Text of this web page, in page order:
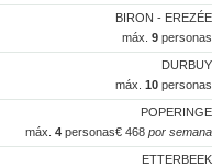
BIRON - EREZÉE
máx. 9 personas
DURBUY
máx. 10 personas
POPERINGE
€ 468 por semana
máx. 4 personas
ETTERBEEK